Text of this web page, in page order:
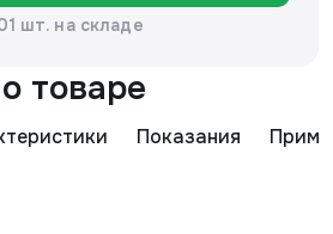
шт. на складе
товаре
Показания